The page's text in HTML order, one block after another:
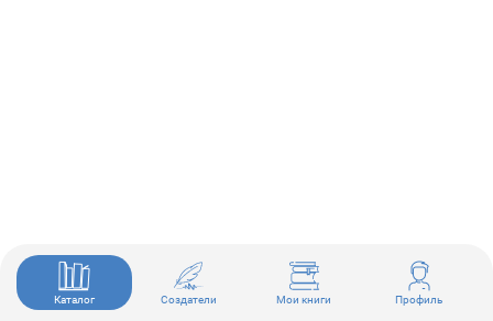
Каталог Создатели Мои книги Профиль